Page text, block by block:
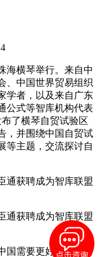
海横琴举行。来自中
、中国世界贸易组织
学者，以及来自广东
公式等智库机构代表
了横琴自贸试验区
，并围绕中国自贸试
等主题，交流探讨自
国需要更好地把握全